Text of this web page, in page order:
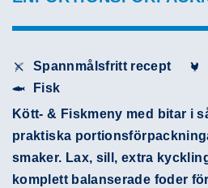
Spannmålsfritt recept
Fisk
Kött- & Fiskmeny med bitar i
praktiska
smaker. Lax, sill, extra
komplett balanserade foder